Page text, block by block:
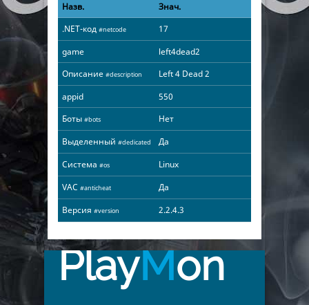
Назв.
Знач.
.NET-код #netcode
17
game
left4dead2
Описание #description
Left 4 Dead 2
appid
550
Боты #bots
Нет
Выделенный #dedicated
Да
Система #os
Linux
VAC #anticheat
Да
Версия #version 2.2.4.3
PlayMon